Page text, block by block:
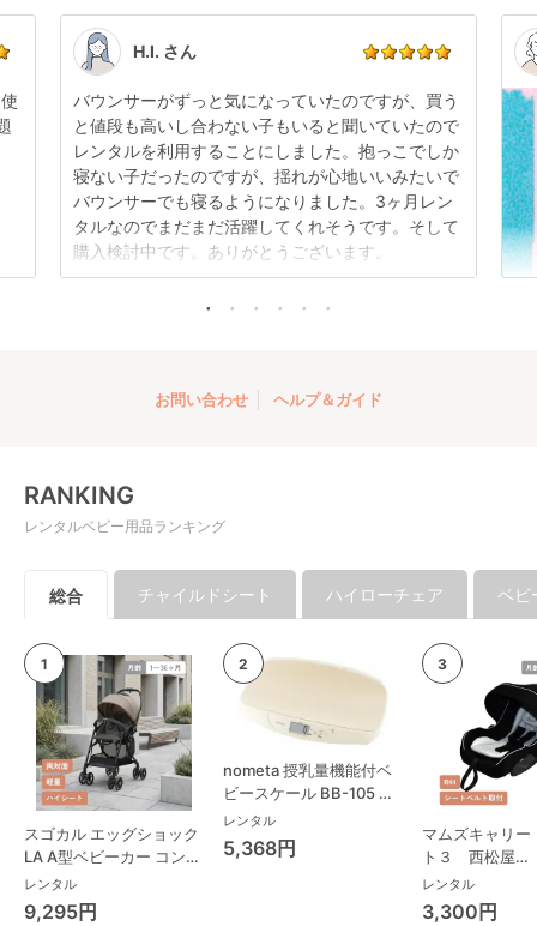
す。
点検清掃については
もご確認ください。
い。
H.I. さん
バウンサーがずっと気になっていたのですが、買う
と値段も高いし合わない子もいると聞いていたので
レンタルを利用することにしました。抱っこでしか
寝ない子だったのですが、揺れが心地いいみたいで
バウンサーでも寝るようになりました。3ヶ月レン
タルなのでまだまだ活躍してくれそうです。そして
購入検討中です。ありがとうございます。
お問い合わせ ヘルプ＆ガイド
RANKING
レンタルベビー用品ランキング
総合 チャイルドシート ハイローチェア ベビ
スゴカル エッグショック
LA A型ベビーカー コンビ
(Combi)
レンタル
9,295円
nometa 授乳量機能付ベ
ビースケール BB-105 タ
ニタ(TANITA) ベビースケ
ール・体重計
レンタル
5,368円
マムズキャリ
ト３ 西松屋
ーシート
レンタル
3,300円